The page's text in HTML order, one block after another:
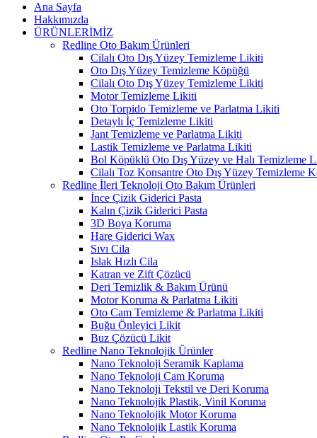
Ana Sayfa
Hakkımızda
ÜRÜNLERİMİZ
Redline Oto Bakım Ürünleri
Cilalı Oto Dış Yüzey Temizleme Likiti
Oto Dış Yüzey Temizleme Köpüğü
Cilalı Oto Dış Yüzey Temizleme Likiti
Motor Temizleme Likiti
Oto Torpido Temizleme ve Parlatma Likiti
Detaylı İç Temizleme Likiti
Jant Temizleme ve Parlatma Likiti
Lastik Temizleme ve Parlatma Likiti
Bol Köpüklü Oto Dış Yüzey ve Halı Temizleme
Cilalı Toz Konsantre Oto Dış Yüzey Temizleme
Redline İleri Teknoloji Oto Bakım Ürünleri
İnce Çizik Giderici Pasta
Kalın Çizik Giderici Pasta
3D Boya Koruma
Hare Giderici Wax
Sıvı Cila
Islak Hızlı Cila
Katran ve Zift Çözücü
Deri Temizlik & Bakım Ürünü
Motor Koruma & Parlatma Likiti
Oto Cam Temizleme & Parlatma Likiti
Buğu Önleyici Likit
Buz Çözücü Likit
Redline Nano Teknolojik Ürünler
Nano Teknoloji Seramik Kaplama
Nano Teknoloji Cam Koruma
Nano Teknoloji Tekstil ve Deri Koruma
Nano Teknolojik Plastik, Vinil Koruma
Nano Teknolojik Motor Koruma
Nano Teknolojik Lastik Koruma